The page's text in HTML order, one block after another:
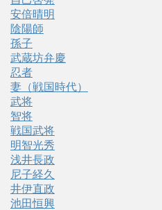
安倍晴明
陰陽師
孫子
武蔵坊弁慶
忍者
妻（戦国時代）
武将
智将
戦国武将
明智光秀
浅井長政
尼子経久
井伊直政
池田恒興